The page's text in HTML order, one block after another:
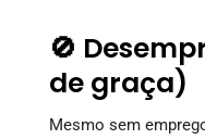
🚫
de graça)
Mesmo sem